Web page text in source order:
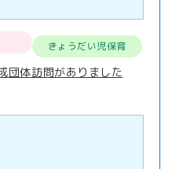
きょうだい児保育
団体訪問がありました